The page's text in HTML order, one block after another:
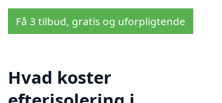
Få 3 tilbud, gratis og uforpligtende
Hvad koster